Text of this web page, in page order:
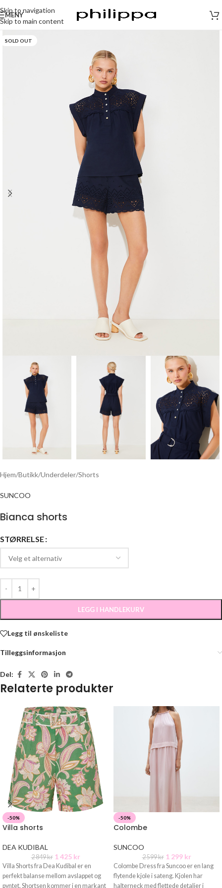
Skip to navigation
Skip to main content
MENY
SOLD OUT
Hjem/Butikk/Underdeler/Shorts
SUNCOO
Bianca shorts
STØRRELSE
LEGG I HANDLEKURV
Legg til ønskeliste
Tilleggsinformasjon
Del:
Relaterte produkter
-50%
Villa shorts
DEA KUDIBAL
2 849kr 1 425 kr
Villa Shorts fra Dea Kudibal er en
perfekt balanse mellom avslappet og
pyntet. Shortsen kommer i en markant
-50%
Colombe
SUNCOO
2 599kr 1 299 kr
Colombe Dress fra Suncoo er en lang
flytende kjole i sateng. Kjolen har
halterneck med flettede detaljer i